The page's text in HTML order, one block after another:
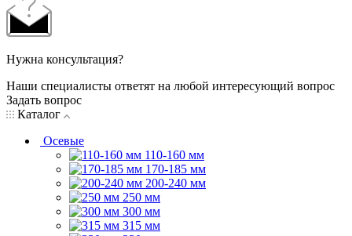
Нужна консультация?
Наши специалисты ответят на любой интересующий вопрос
Задать вопрос
Каталог
Осевые
110-160 мм
170-185 мм
200-240 мм
250 мм
300 мм
315 мм